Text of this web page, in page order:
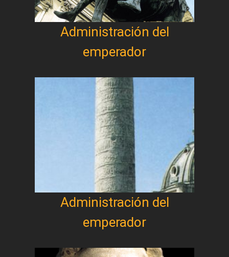
Administración del
emperador
Administración del
emperador